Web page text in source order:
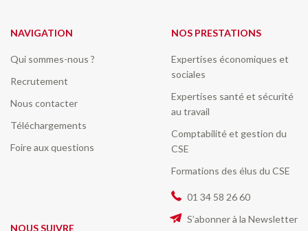
NAVIGATION
Qui sommes-nous ?
Recrutement
Nous contacter
Téléchargements
Foire aux questions
NOS PRESTATIONS
Expertises économiques et
sociales
Expertises santé et sécurité
au travail
Comptabilité et gestion du
CSE
Formations des élus du CSE
NOUS SUIVRE
01 34 58 26 60
S’abonner à la Newsletter